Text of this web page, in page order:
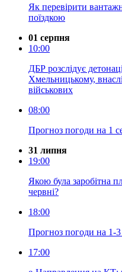
Як перевірити
поїздкою
01 серпня
10:00
ДБР розслідує
Хмельницькому,
військових
08:00
Прогноз погоди на 1
31 липня
19:00
Якою була заробітна
червні?
18:00
Прогноз погоди на 1-
17:00